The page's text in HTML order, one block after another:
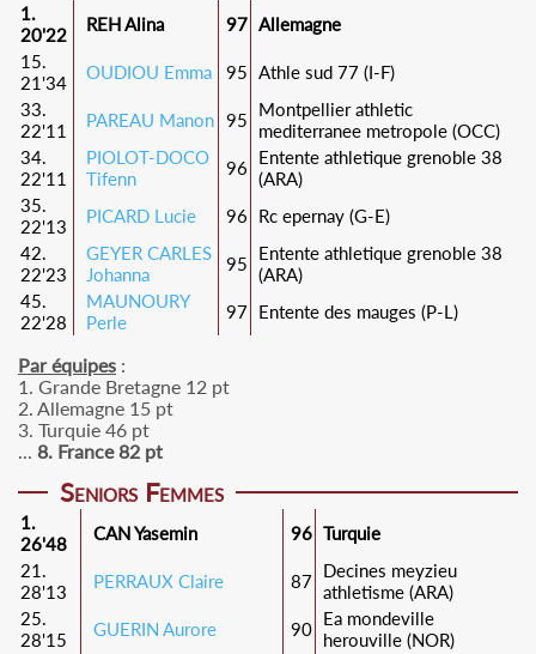
1.
20'22
REH Alina 97 Allemagne
15.
21'34
OUDIOU Emma 95 Athle sud 77 (I-F)
33.
22'11
PAREAU Manon 95
Montpellier athletic
mediterranee metropole (OCC)
34.
22'11
PIOLOT-DOCO
Tifenn
96
Entente athletique grenoble 38
(ARA)
35.
22'13
PICARD Lucie 96
Rc epernay (G-E)
42.
22'23
GEYER CARLES
Johanna
95
Entente athletique grenoble 38
(ARA)
45.
22'28
MAUNOURY
Perle
97 Entente des mauges (P-L)
Par équipes :
1. Grande Bretagne 12 pt
2. Allemagne 15 pt
3. Turquie 46 pt
... 8. France 82 pt
Seniors Femmes
1.
26'48
CAN Yasemin 96 Turquie
21.
28'13
PERRAUX Claire 87 Decines meyzieu
athletisme (ARA)
25.
28'15
GUERIN Aurore 90 Ea mondeville
herouville (NOR)